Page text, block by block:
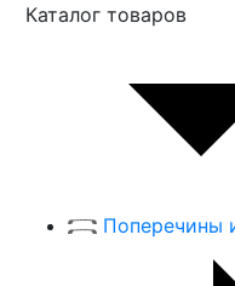
Каталог товаров
Поперечины